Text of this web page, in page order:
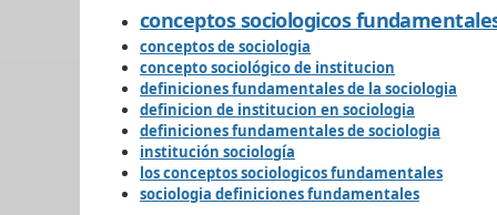
conceptos sociologicos
conceptos de sociologia
concepto sociológico de institucion
definiciones fundamentales de la sociologia
definicion de institucion en sociologia
definiciones fundamentales de sociologia
institución sociología
los conceptos sociologicos fundamentales
sociologia definiciones fundamentales